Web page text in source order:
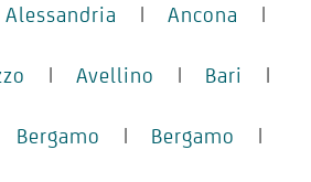
Alessandria | Ancona |
| Avellino | Bari |
Bergamo | Bergamo |